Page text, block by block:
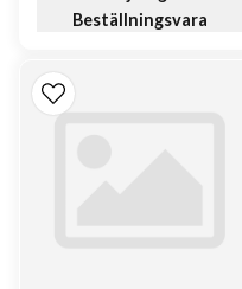
Beställningsvara